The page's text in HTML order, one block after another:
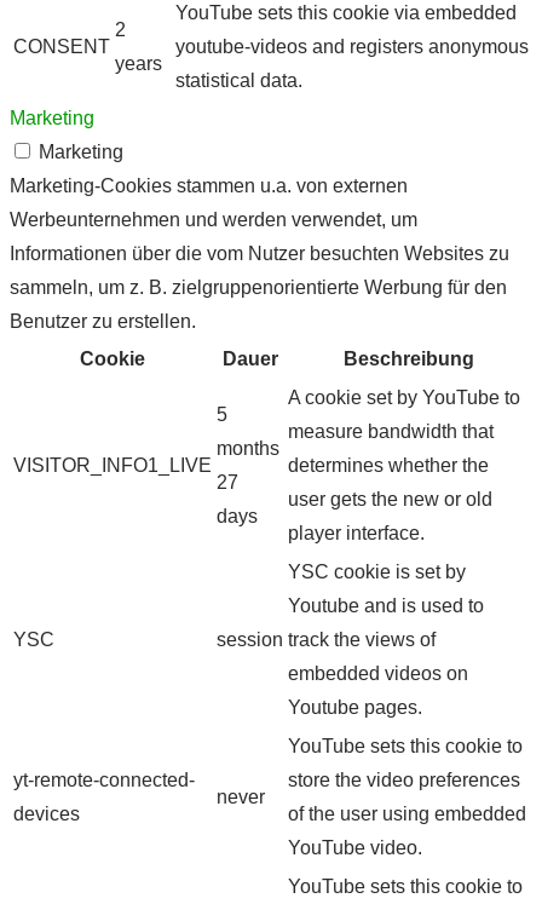
CONSENT
2
years
YouTube sets this cookie via embedded
youtube-videos and registers anonymous
statistical data.
Marketing
Marketing
Marketing-Cookies stammen u.a. von externen
Werbeunternehmen und werden verwendet, um
Informationen über die vom Nutzer besuchten Websites zu
sammeln, um z. B. zielgruppenorientierte Werbung für den
Benutzer zu erstellen.
Cookie
Dauer Beschreibung
VISITOR_INFO1_LIVE
5
months
27
days
A cookie set by YouTube to
measure bandwidth that
determines whether the
user gets the new or old
player interface.
YSC session
YSC cookie is set by
Youtube and is used to
track the views of
embedded videos on
Youtube pages.
yt-remote-connected-
devices
never
YouTube sets this cookie to
store the video preferences
of the user using embedded
YouTube video.
YouTube sets this cookie to